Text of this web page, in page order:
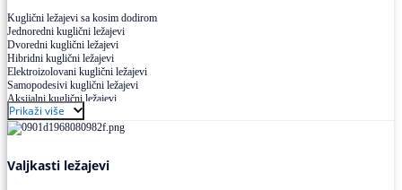
Kuglični ležajevi sa kosim dodirom
Jednoredni kuglični ležajevi
Dvoredni kuglični ležajevi
Hibridni kuglični ležajevi
Elektroizolovani kuglični ležajevi
Samopodesivi kuglični ležajevi
Aksijalni kuglični ležajevi
Kuglični ležajevi od nerđajućeg čelika
Prikaži više
Valjkasti ležajevi